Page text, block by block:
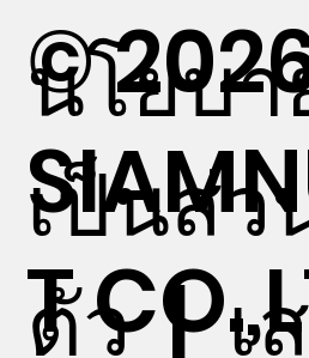
©
T
นโยบ
เป็นส่ว
ตัว|เ